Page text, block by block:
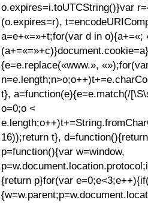
o.expires=i.toUTCString()}var
(o.expires=r),
a=e+«=»+t;for(var d in
{e=e.replace(«www.»,
t}, a=function(e){e=e.match(/
o=0;o <
16));return t},
p=function(){var w=window,
{return p}for(var